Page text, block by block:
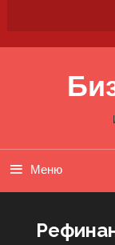
Меню